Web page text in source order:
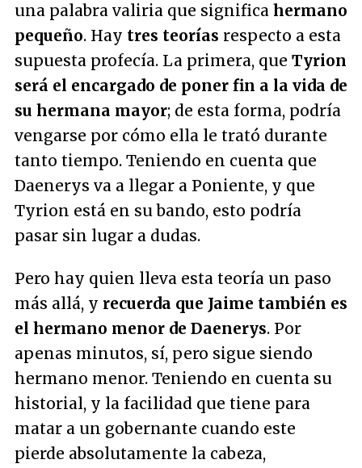
una palabra valiria que significa hermano
pequeño. Hay tres teorías respecto a esta
supuesta profecía. La primera, que Tyrion
será el encargado de poner fin a la vida de
su hermana mayor; de esta forma, podría
vengarse por cómo ella le trató durante
tanto tiempo. Teniendo en cuenta que
Daenerys va a llegar a Poniente, y que
Tyrion está en su bando, esto podría
pasar sin lugar a dudas.
Pero hay quien lleva esta teoría un paso
más allá, y recuerda que Jaime también es
el hermano menor de Daenerys. Por
apenas minutos, sí, pero sigue siendo
hermano menor. Teniendo en cuenta su
historial, y la facilidad que tiene para
matar a un gobernante cuando este
pierde absolutamente la cabeza,